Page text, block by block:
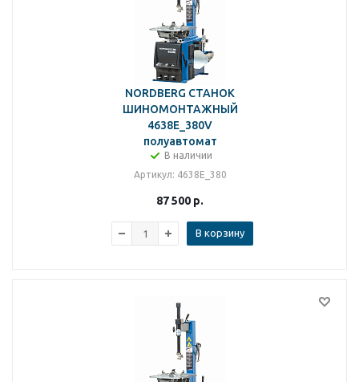
NORDBERG СТАНОК
ШИНОМОНТАЖНЫЙ
4638E_380V
полуавтомат
В наличии
Артикул: 4638E_380
87 500 р.
В корзину